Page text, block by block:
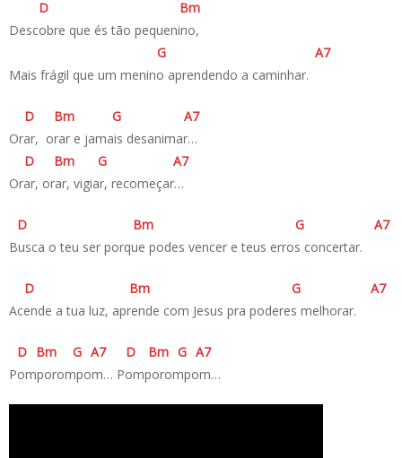
D
Bm
Descobre que és tão pequenino,
G
A7
Mais frágil que um menino aprendendo a caminhar.
D Bm G A7
Orar, orar e jamais desanimar…
D
Bm G A7
Orar, orar, vigiar, recomeçar…
D Bm G A7
Busca o teu ser porque podes vencer e teus erros concertar.
D Bm G A7
Acende a tua luz, aprende com Jesus pra poderes melhorar.
D Bm G A7 D Bm G A7
Pomporompom… Pomporompom…